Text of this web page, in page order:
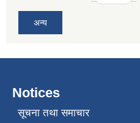
अन्य
Notices
सूचना तथा समाचार